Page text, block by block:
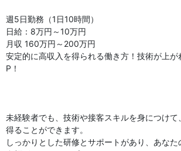
週5日勤務（1日10時間）
日給：8万円～10万円
月収 160万円～200万円
安定的に高収入を得られる働き方！技術が上
P！
未経験者でも、技術や接客スキルを身につけて
得ることができます。
しっかりとした研修とサポートがあり、あな